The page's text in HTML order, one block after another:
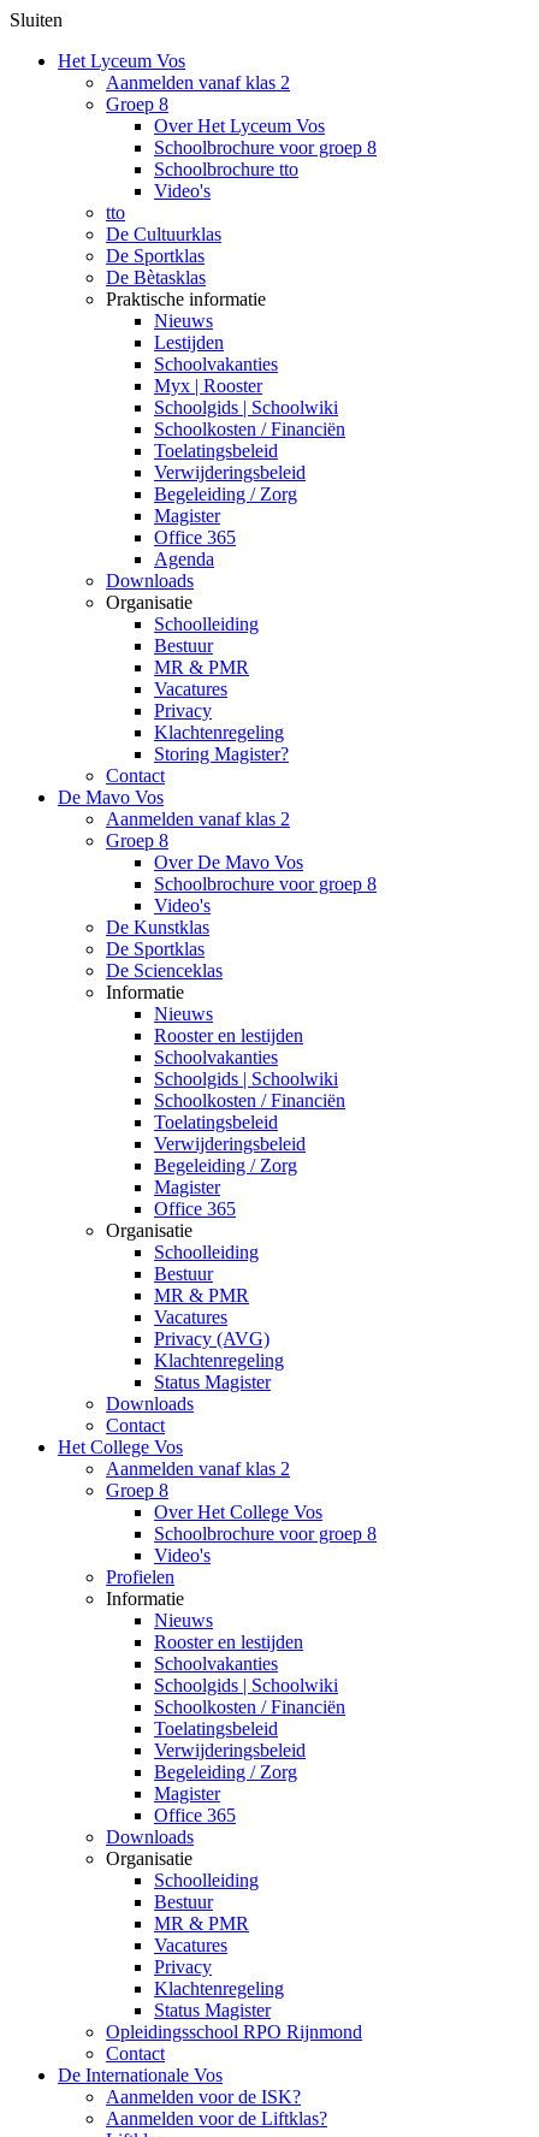
Sluiten
Het Lyceum Vos
Aanmelden vanaf klas 2
Groep 8
Over Het Lyceum Vos
Schoolbrochure voor groep 8
Schoolbrochure tto
Video's
tto
De Cultuurklas
De Sportklas
De Bètasklas
Praktische informatie
Nieuws
Lestijden
Schoolvakanties
Myx | Rooster
Schoolgids | Schoolwiki
Schoolkosten / Financiën
Toelatingsbeleid
Verwijderingsbeleid
Begeleiding / Zorg
Magister
Office 365
Agenda
Downloads
Organisatie
Schoolleiding
Bestuur
MR & PMR
Vacatures
Privacy
Klachtenregeling
Storing Magister?
Contact
De Mavo Vos
Aanmelden vanaf klas 2
Groep 8
Over De Mavo Vos
Schoolbrochure voor groep 8
Video's
De Kunstklas
De Sportklas
De Scienceklas
Informatie
Nieuws
Rooster en lestijden
Schoolvakanties
Schoolgids | Schoolwiki
Schoolkosten / Financiën
Toelatingsbeleid
Verwijderingsbeleid
Begeleiding / Zorg
Magister
Office 365
Organisatie
Schoolleiding
Bestuur
MR & PMR
Vacatures
Privacy (AVG)
Klachtenregeling
Status Magister
Downloads
Contact
Het College Vos
Aanmelden vanaf klas 2
Groep 8
Over Het College Vos
Schoolbrochure voor groep 8
Video's
Profielen
Informatie
Nieuws
Rooster en lestijden
Schoolvakanties
Schoolgids | Schoolwiki
Schoolkosten / Financiën
Toelatingsbeleid
Verwijderingsbeleid
Begeleiding / Zorg
Magister
Office 365
Downloads
Organisatie
Schoolleiding
Bestuur
MR & PMR
Vacatures
Privacy
Klachtenregeling
Status Magister
Opleidingsschool RPO Rijnmond
Contact
De Internationale Vos
Aanmelden voor de ISK?
Aanmelden voor de Liftklas?